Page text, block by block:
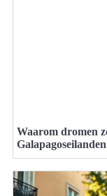
Waarom dromen